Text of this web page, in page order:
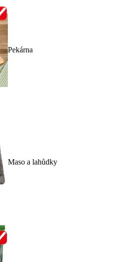
Pekárna
Maso a lahůdky